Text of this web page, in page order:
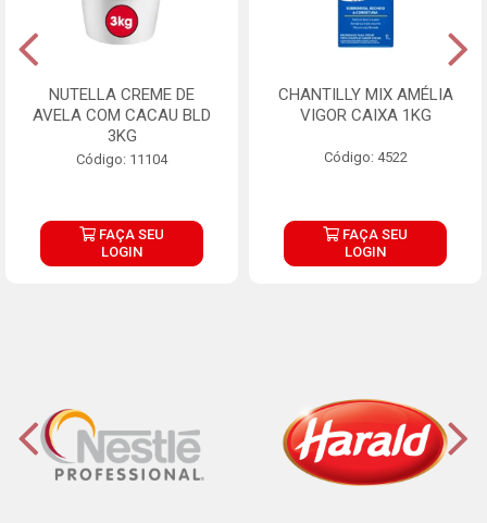
NUTELLA CREME DE
AVELA COM CACAU BLD
3KG
Código: 11104
FAÇA SEU
LOGIN
CHANTILLY MIX AMÉLIA
VIGOR CAIXA 1KG
Código: 4522
FAÇA SEU
LOGIN